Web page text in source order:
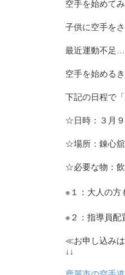
空手を始めて
子供に空手を
最近運動不足…
空手を始める
下記の日程で
☆日時：３月
☆場所：錬心
☆必要な物：
※１：大人の方
※２：指導員配
≪お申し込み
↓↓